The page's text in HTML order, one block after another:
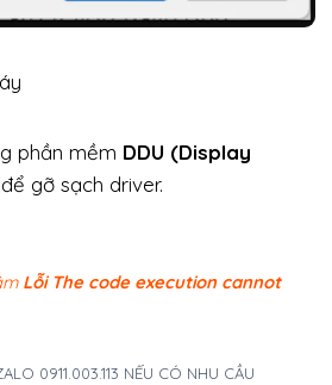
phần mềm DDU (Display
để gỡ sạch driver.
Lỗi The code execution cannot
0911.003.113 NẾU CÓ NHU CẦU